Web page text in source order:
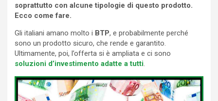
soprattutto con alcune tipologie di questo prodotto.
Ecco come fare.
Gli italiani amano molto i BTP, e probabilmente perché
sono un prodotto sicuro, che rende e garantito.
Ultimamente, poi, l’offerta si è ampliata e ci sono
soluzioni d’investimento adatte a tutti.